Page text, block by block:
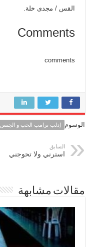
القس / مجدى خلة.
Comments
comments
الوسوم إدلب ترامب الحب و الجنس
السابق
استرني ولا تحوجني
مقالات مشابهة